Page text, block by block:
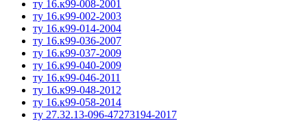
ту 16.к99-008-2001
ту 16.к99-002-2003
ту 16.к99-014-2004
ту 16.к99-036-2007
ту 16.к99-037-2009
ту 16.к99-040-2009
ту 16.к99-046-2011
ту 16.к99-048-2012
ту 16.к99-058-2014
ту 27.32.13-096-47273194-2017